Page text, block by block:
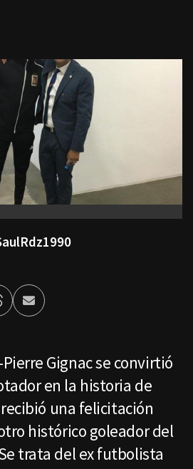
Enviar
por
Gignac se convirtió
en la historia de
una felicitación
histórico goleador del
trata del ex futbolista